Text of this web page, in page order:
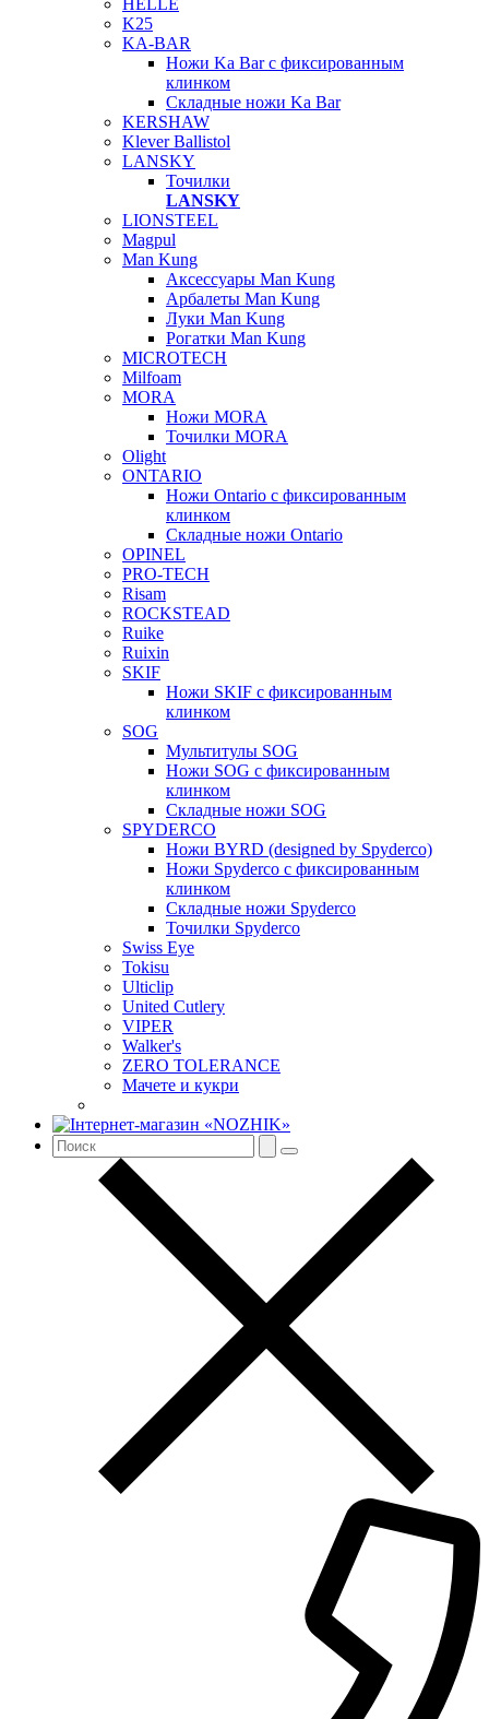
HELLE
K25
KA-BAR
Ножи Ka Bar c фиксированным
клинком
Складные ножи Ka Bar
KERSHAW
Klever Ballistol
LANSKY
Точилки
LANSKY
LIONSTEEL
Magpul
Man Kung
Аксессуары Man Kung
Арбалеты Man Kung
Луки Man Kung
Рогатки Man Kung
MICROTECH
Milfoam
MORA
Ножи MORA
Точилки MORA
Olight
ONTARIO
Ножи Ontario c фиксированным
клинком
Складные ножи Ontario
OPINEL
PRO-TECH
Risam
ROCKSTEAD
Ruike
Ruixin
SKIF
Ножи SKIF с фиксированным
клинком
SOG
Мультитулы SOG
Ножи SOG с фиксированным
клинком
Складные ножи SOG
SPYDERCO
Ножи BYRD (designed by Spyderco)
Ножи Spyderco c фиксированным
клинком
Складные ножи Spyderco
Точилки Spyderco
Swiss Eye
Tokisu
Ulticlip
United Cutlery
VIPER
Walker's
ZERO TOLERANCE
Мачете и кукри